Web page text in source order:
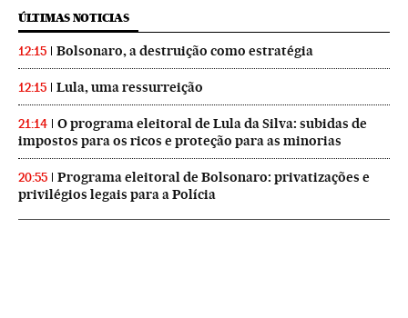
ÚLTIMAS NOTICIAS
12:15 Bolsonaro, a destruição como estratégia
12:15 Lula, uma ressurreição
21:14
O programa eleitoral de Lula da Silva: subidas de
impostos para os ricos e proteção para as minorias
20:55
Programa eleitoral de Bolsonaro: privatizações e
privilégios legais para a Polícia